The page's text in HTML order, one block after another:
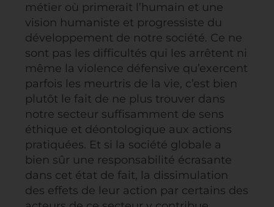
métier où primerait l’humain et une
vision humaniste et progressiste du
développement de notre société. Ce ne
sont pas les difficultés qui les arrêtent ni
même la violence défensive qu’exercent
parfois les meurtris de la vie, c’est bien
plutôt le fait de ne plus trouver dans
notre secteur suffisamment de sens
éthique et déontologique aux actions
pratiquées. Et si la société globale a
bien sûr une responsabilité écrasante
dans cet état de fait, la dissimulation
des effets de leur action par certains des